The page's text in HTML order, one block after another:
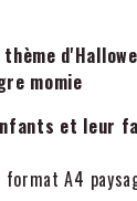
momie
et leur
A4